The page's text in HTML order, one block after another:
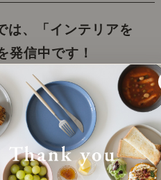
は、
「インテリアを
発信中です！